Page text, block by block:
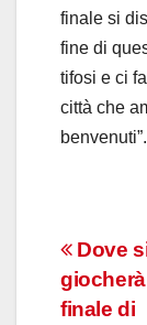
finale si
fine di
tifosi e ci
città che
benvenuti”.
Dove
finale di